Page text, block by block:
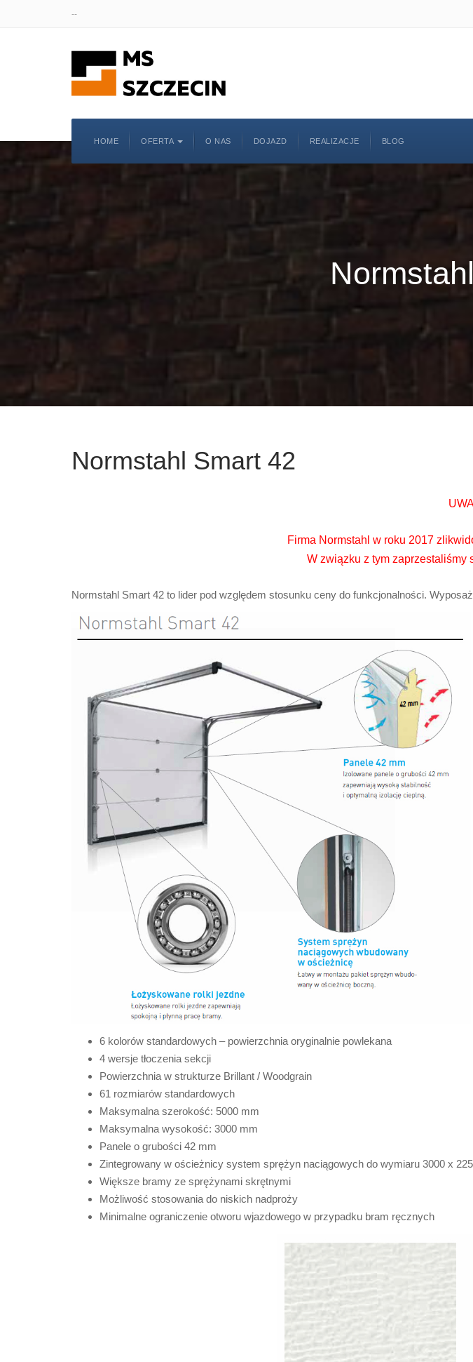
--
HOME OFERTA O NAS DOJAZD REALIZACJE BLOG
Normstahl Smart 42
Firma Normstahl w roku 2017
W związku z tym zaprzestaliśmy
Normstahl Smart 42 to lider pod względem stosunku ceny do funkcjonalności.
6 kolorów standardowych – powierzchnia oryginalnie powlekana
4 wersje tłoczenia sekcji
Powierzchnia w strukturze Brillant / Woodgrain
61 rozmiarów standardowych
Maksymalna szerokość: 5000 mm
Maksymalna wysokość: 3000 mm
Panele o grubości 42 mm
Zintegrowany w ościeżnicy system sprężyn naciągowych do wymiaru 3000 x
Większe bramy ze sprężynami skrętnymi
Możliwość stosowania do niskich nadproży
Minimalne ograniczenie otworu wjazdowego w przypadku bram ręcznych